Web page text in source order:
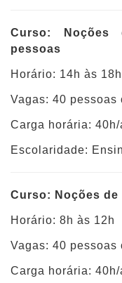
Curso:
pessoas
Horário: 14h às 18h
Vagas: 40 pessoas
Carga horária: 40h/
Escolaridade:
Curso: Noções
Horário: 8h às 12h
Vagas: 40 pessoas
Carga horária: 40h/